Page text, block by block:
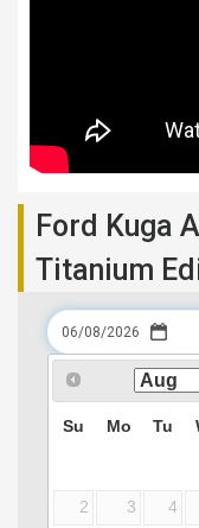
Ford Kuga
Titanium
Su Mo Tu
2
3 4